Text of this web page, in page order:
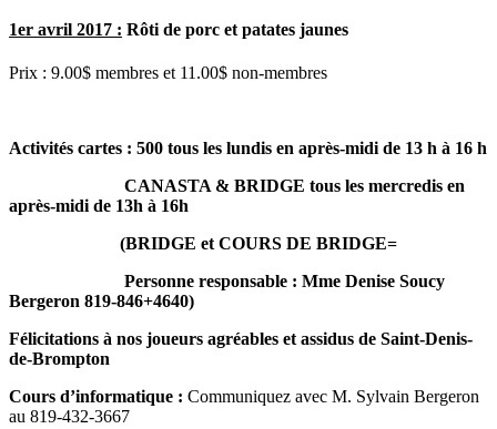
1er avril 2017 : Rôti de porc et patates jaunes
Prix : 9.00$ membres et 11.00$ non-membres
Activités cartes : 500 tous les lundis en après-midi de 13 h à 16 h
CANASTA & BRIDGE tous les mercredis en
après-midi de 13h à 16h
(BRIDGE et COURS DE BRIDGE=
Personne responsable : Mme Denise Soucy
Bergeron 819-846+4640)
Félicitations à nos joueurs agréables et assidus de Saint-Denis-
de-Brompton
Cours d’informatique : Communiquez avec M. Sylvain Bergeron
au 819‑432‑3667